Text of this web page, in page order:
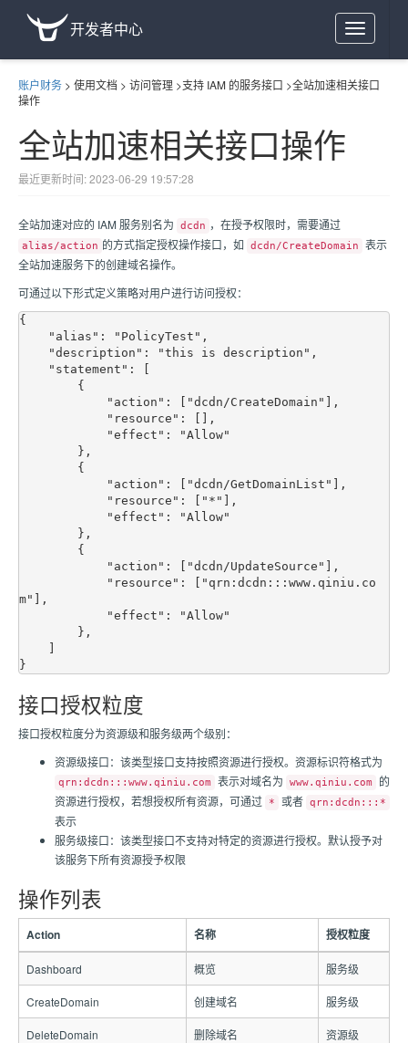
Toggle
navigation
开发者中心
账户财务 > 使用文档 > 访问管理 >支持 IAM 的服务接口 >全站加速相关接口
操作
全站加速相关接口操作
最近更新时间: 2023-06-29 19:57:28
全站加速对应的 IAM 服务别名为 dcdn ，在授予权限时，需要通过
alias/action 的方式指定授权操作接口，如 dcdn/CreateDomain
表示
全站加速服务下的创建域名操作。
可通过以下形式定义策略对用户进行访问授权：
{
m"],
接口授权粒度
接口授权粒度分为资源级和服务级两个级别：
资源级接口：该类型接口支持按照资源进行授权。资源标识符格式为
qrn:dcdn:::www.qiniu.com 表示对域名为 www.qiniu.com
的
资源进行授权，若想授权所有资源，可通过
* 或者 qrn:dcdn:::*
表示
服务级接口：该类型接口不支持对特定的资源进行授权。默认授予对
该服务下所有资源授予权限
操作列表
Action 名称 授权粒度
Dashboard 概览 服务级
CreateDomain 创建域名 服务级
DeleteDomain 删除域名 资源级